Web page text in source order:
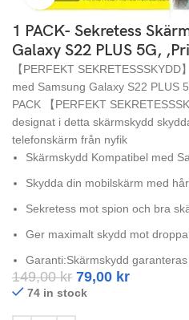
1 PACK- Sekretess
Galaxy S22 PLUS 5G,
【PERFEKT
med Samsung Galaxy S22 PLUS
PACK 【PERFEKT
designat i detta skärmskydd
telefonskärm från nyfik
Skärmskydd Kompatibel med
Skydda din mobilskärm med
Sekretess mot spion och bra
Ger maximalt skydd mot
Garanti:Skärmskydd
149,00kr 79,00 kr
74 in stock